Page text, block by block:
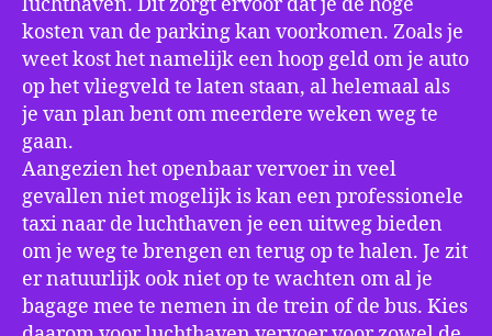
kosten van de parking kan voorkomen. Zoals je
weet kost het namelijk een hoop geld om je auto
op het vliegveld te laten staan, al helemaal als
je van plan bent om meerdere weken weg te
gaan.
Aangezien het openbaar vervoer in veel
gevallen niet mogelijk is kan een professionele
taxi naar de luchthaven je een uitweg bieden
om je weg te brengen en terug op te halen. Je zit
er natuurlijk ook niet op te wachten om al je
bagage mee te nemen in de trein of de bus. Kies